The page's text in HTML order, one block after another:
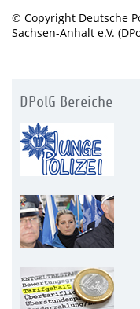
© Copyright Deutsche
Sachsen-Anhalt e.V.
DPolG Bereiche